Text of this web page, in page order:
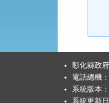
彰化縣政
電話總機
系統版本：
系統更新日